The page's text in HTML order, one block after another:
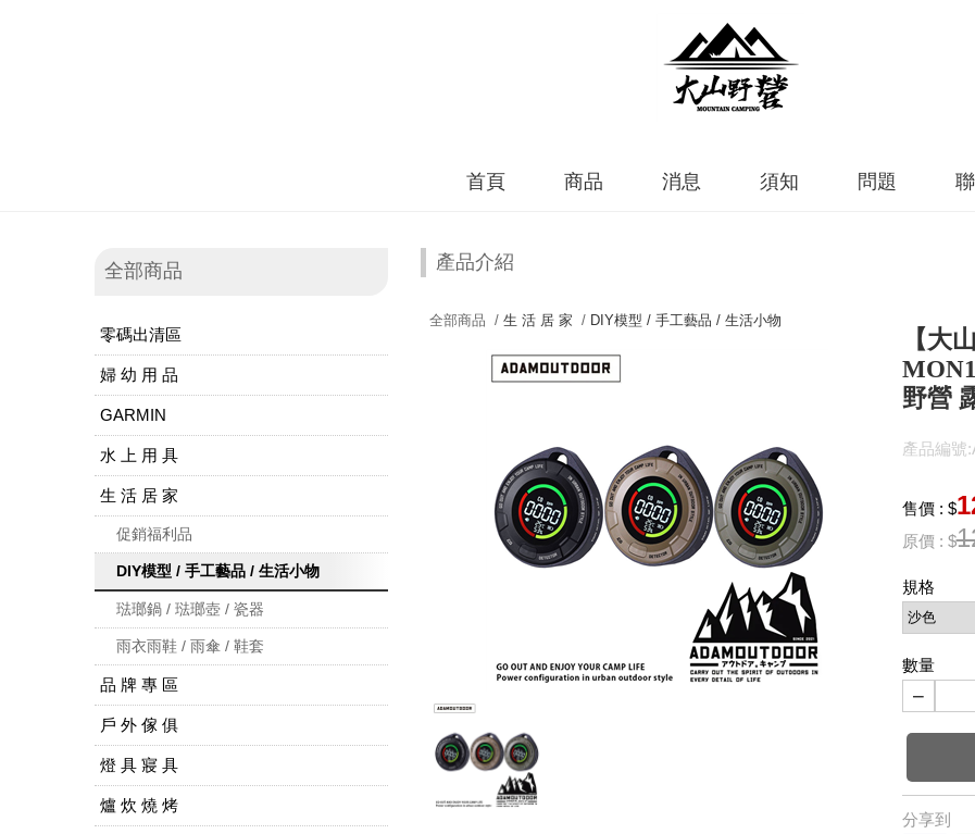
首頁 商品 消息 須知 問題
全部商品
零碼出清區
婦 幼 用 品
GARMIN
水 上 用 具
生 活 居 家
促銷福利品
DIY模型 / 手工藝品 / 生活小物
琺瑯鍋 / 琺瑯壺 / 瓷器
雨衣雨鞋 / 雨傘 / 鞋套
品 牌 專 區
戶 外 傢 俱
燈 具 寢 具
爐 炊 燒 烤
產品介紹
全部商品 / 生 活 居 家 / DIY模型 / 手工藝品 / 生活小物
【大
野營
產品編號
售價 : $
原價 : $
規格
數量
−
分享到